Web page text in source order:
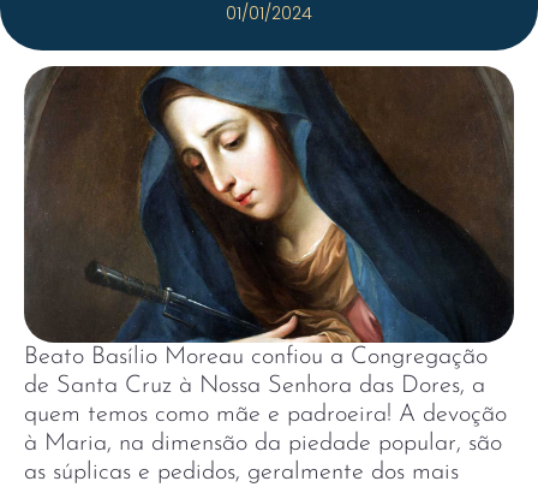
01/01/2024
Beato Basílio Moreau confiou a Congregação
de Santa Cruz à Nossa Senhora das Dores, a
quem temos como mãe e padroeira! A devoção
à Maria, na dimensão da piedade popular, são
as súplicas e pedidos, geralmente dos mais